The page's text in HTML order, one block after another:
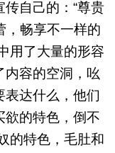
自己的：“尊贵
，畅享不一样的
用了大量的形容
内容的空洞，吆
表达什么，他们
欲的特色，倒不
的特色，毛肚和